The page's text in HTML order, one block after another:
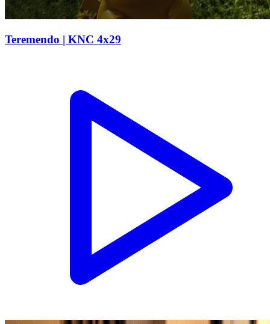
Teremendo | KNC 4x29